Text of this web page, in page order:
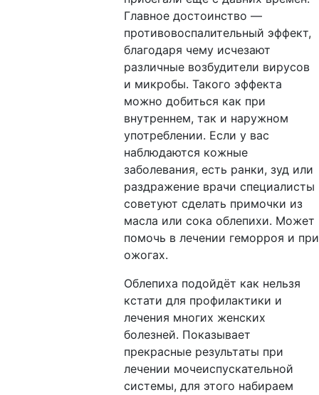
Главное достоинство —
противовоспалительный эффект,
благодаря чему исчезают
различные возбудители вирусов
и микробы. Такого эффекта
можно добиться как при
внутреннем, так и наружном
употреблении. Если у вас
наблюдаются кожные
заболевания, есть ранки, зуд или
раздражение врачи специалисты
советуют сделать примочки из
масла или сока облепихи. Может
помочь в лечении геморроя и при
ожогах.
Облепиха подойдёт как нельзя
кстати для профилактики и
лечения многих женских
болезней. Показывает
прекрасные результаты при
лечении мочеиспускательной
системы, для этого набираем